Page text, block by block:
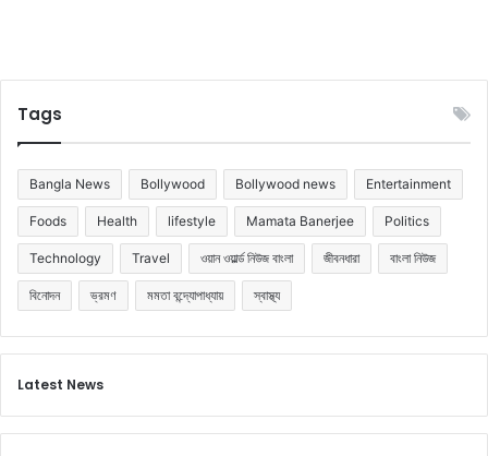
Tags
Bangla News Bollywood Bollywood news Entertainment
Foods Health lifestyle Mamata Banerjee Politics
Technology Travel ওয়ান ওয়ার্ল্ড নিউজ বাংলা জীবনধারা বাংলা নিউজ
বিনোদন ভ্রমণ মমতা বন্দ্যোপাধ্যায় স্বাস্থ্য
Latest News